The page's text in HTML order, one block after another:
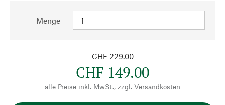
Menge
CHF 229.00
CHF 149.00
alle Preise inkl. MwSt., zzgl. Versandkosten